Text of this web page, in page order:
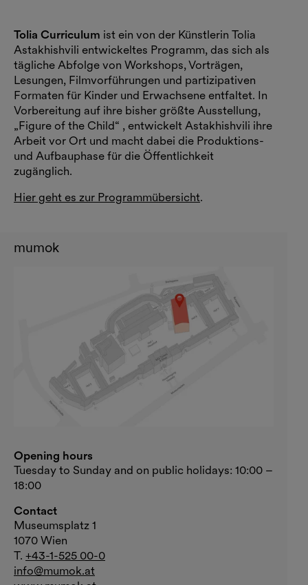
Tolia Curriculum ist ein von der Künstlerin Tolia
Astakhishvili entwickeltes Programm, das sich als
tägliche Abfolge von Workshops, Vorträgen,
Lesungen, Filmvorführungen und partizipativen
Formaten für Kinder und Erwachsene entfaltet. In
Vorbereitung auf ihre bisher größte Ausstellung,
„Figure of the Child“ , entwickelt Astakhishvili ihre
Arbeit vor Ort und macht dabei die Produktions-
und Aufbauphase für die Öffentlichkeit
zugänglich.
Hier geht es zur Programmübersicht.
mumok
Opening hours
Tuesday to Sunday and on public holidays: 10:00 –
18:00
Contact
Museumsplatz 1
1070 Wien
T. +43-1-525 00-0
info@mumok.at